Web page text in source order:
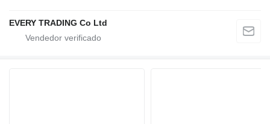
EVERY TRADING Co Ltd